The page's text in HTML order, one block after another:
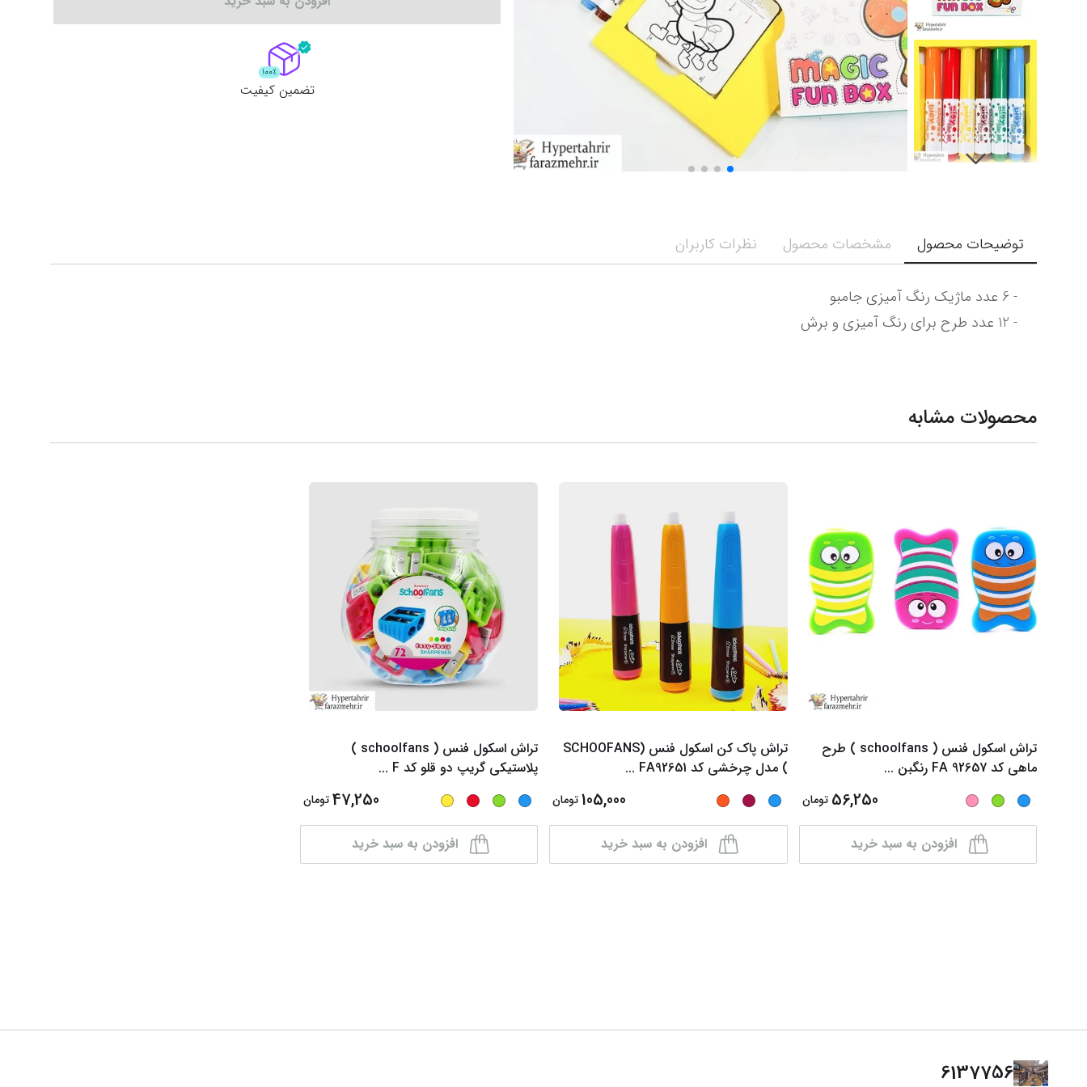
نمایش همه محصولاتنمایش همه محصولات
تضمین کیفیت
توضیحات محصول مشخصات محصول نظرات کاربران
- 12 عدد طرح برای رنگ آمیزی و برش
محصولات مشابه
تراش اسکول فنس ( schoolfans ) طرح
ماهی کد FA 92657 رنگبن
...
56,250 تومان
افزودن به سبد خرید
تراش پاک کن اسکول فنس (SCHOOFANS
) مدل چرخشی کد FA92651
...
105,000تومان
افزودن به سبد خرید
تراش اسکول فنس ( schoolfans )
پلاستیکی گریپ دو قلو کد F
...
47,250 تومان
افزودن به سبد خرید
6137756